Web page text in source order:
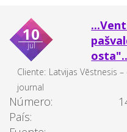
10
jul
Cliente: Latvijas Vēstnesis
journal
Número:
País: